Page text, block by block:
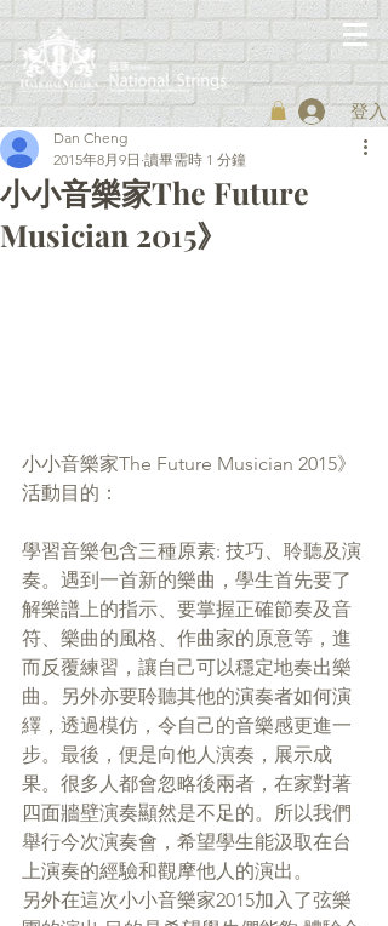
登入
小小音樂家The Future
Musician 2015》
Dan Cheng
2015年8月9日 讀畢需時 1 分鐘
小小音樂家The Future Musician 2015》
活動目的：
學習音樂包含三種原素: 技巧、聆聽及演
奏。遇到一首新的樂曲，學生首先要了
解樂譜上的指示、要掌握正確節奏及音
符、樂曲的風格、作曲家的原意等，進
而反覆練習，讓自己可以穩定地奏出樂
曲。另外亦要聆聽其他的演奏者如何演
繹，透過模仿，令自己的音樂感更進一
步。最後，便是向他人演奏，展示成
果。很多人都會忽略後兩者，在家對著
四面牆壁演奏顯然是不足的。所以我們
舉行今次演奏會，希望學生能汲取在台
上演奏的經驗和觀摩他人的演出。
另外在這次小小音樂家2015加入了弦樂